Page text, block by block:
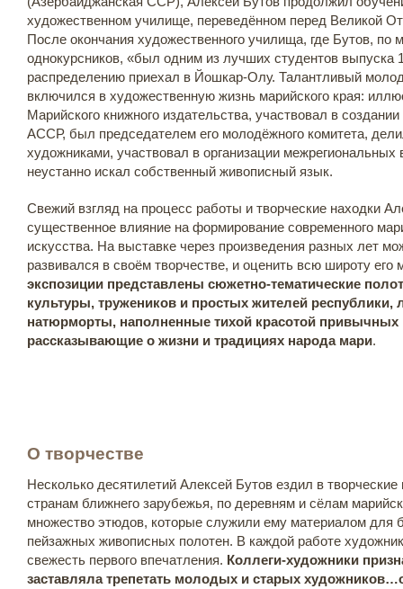
художественном училище, переведённом перед Великой
После окончания художественного училища, где Бутов, по
однокурсников, «был одним из лучших студентов выпуска
распределению приехал в Йошкар-Олу. Талантливый
включился в художественную жизнь марийского края:
Марийского книжного издательства, участвовал в
АССР, был председателем его молодёжного комитета,
художниками, участвовал в организации
неустанно искал собственный живописный язык.
Свежий взгляд на процесс работы и творческие находки
существенное влияние на формирование современного
искусства. На выставке через произведения разных лет
развивался в своём творчестве, и оценить всю широту его
экспозиции представлены сюжетно-тематические
культуры, тружеников и простых жителей республики,
натюрморты, наполненные тихой красотой
рассказывающие о жизни и традициях народа мари.
О творчестве
Несколько десятилетий Алексей Бутов ездил в
странам ближнего зарубежья, по деревням и сёлам
множество этюдов, которые служили ему материалом для
пейзажных живописных полотен. В каждой работе
свежесть первого впечатления. Коллеги-художники
заставляла трепетать молодых и старых